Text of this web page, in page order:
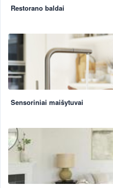
Restorano baldai
Sensoriniai maišytuvai